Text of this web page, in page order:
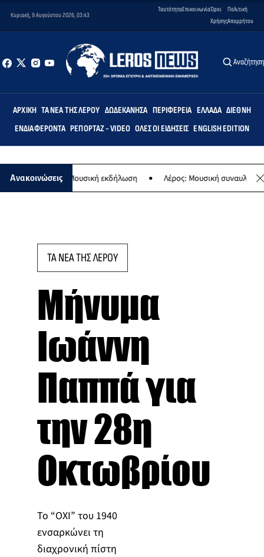
Κυριακή, 9 Αυγούστου 2026, 03:43
ΤαυτότηταΕπικοινωνίαΌροι
Χρήσης
Πολιτική
Απορρήτου
Αναζήτηση
ΑΡΧΙΚΉ ΤΑ ΝΈΑ ΤΗΣ ΛΈΡΟΥ ΔΩΔΕΚΆΝΗΣΑ ΠΕΡΙΦΈΡΕΙΑ ΕΛΛΆΔΑ ΔΙΕΘΝΉ
ΕΝΔΙΑΦΈΡΟΝΤΑ ΡΕΠΟΡΤΆΖ - VIDEO ΌΛΕΣ ΟΙ ΕΙΔΉΣΕΙΣ ENGLISH EDITION
Ανακοινώσεις
Παναγίας - Μουσική εκδήλωση Λέρος: Μουσική συναυλία των
ΤΑ ΝΕΑ ΤΗΣ ΛΕΡΟΥ
Μήνυμα
Ιωάννη
Παππά για
την 28η
Οκτωβρίου
Το “ΟΧΙ” του 1940
ενσαρκώνει τη
διαχρονική πίστη